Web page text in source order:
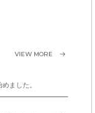
VIEW MORE
ました。